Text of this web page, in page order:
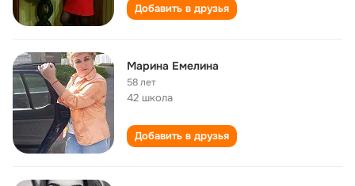
Добавить в друзья
Марина Емелина
58 лет
42 школа
Добавить в друзья